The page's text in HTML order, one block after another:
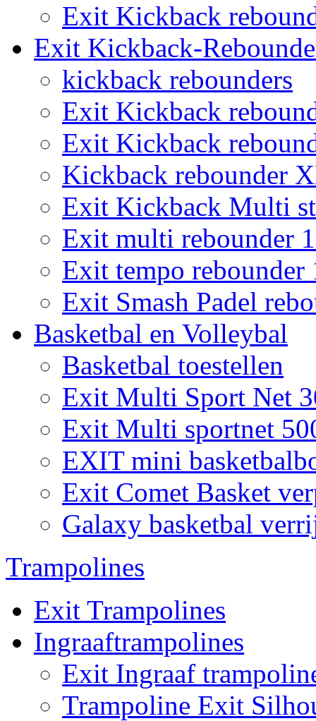
Exit Kickback
Exit Kickback-
kickback rebounders
Exit Kickback
Exit Kickback
Kickback rebounder
Exit Kickback Multi
Exit multi rebounder
Exit tempo rebounder
Exit Smash Padel
Basketbal en Volleybal
Basketbal toestellen
Exit Multi Sport Net
Exit Multi sportnet
EXIT mini
Exit Comet Basket
Galaxy basketbal
Trampolines
Exit Trampolines
Ingraaftrampolines
Exit Ingraaf
Trampoline Exit